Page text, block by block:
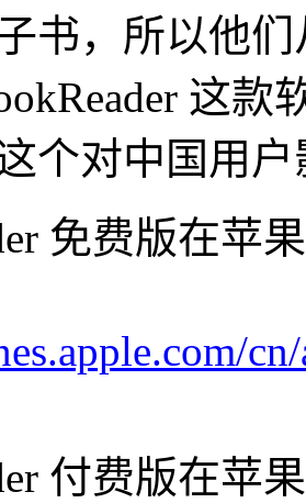
书，所以他
这
个对中国用
免费版在苹
付费版在苹